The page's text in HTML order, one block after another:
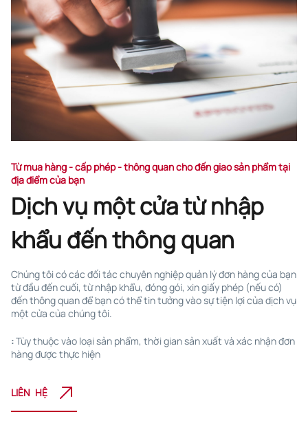
Từ mua hàng - cấp phép - thông quan cho đến giao sản phẩm tại
địa điểm của bạn
Dịch vụ một cửa từ nhập
khẩu đến thông quan
Chúng tôi có các đối tác chuyên nghiệp quản lý đơn hàng của bạn
từ đầu đến cuối, từ nhập khẩu, đóng gói, xin giấy phép (nếu có)
đến thông quan để bạn có thể tin tưởng vào sự tiện lợi của dịch vụ
một cửa của chúng tôi.
:Tùy thuộc vào loại sản phẩm, thời gian sản xuất và xác nhận đơn
hàng được thực hiện
LIÊN HỆ